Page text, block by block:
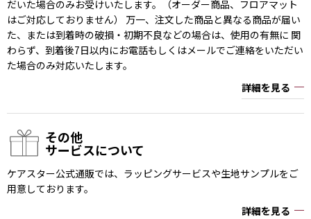
だいた場合のみお受けいたします。（オーダー商品、フロアマット
はご対応しておりません） 万一、注文した商品と異なる商品が届い
た、または到着時の破損・初期不良などの場合は、使用の有無に 関
わらず、到着後7日以内にお電話もしくはメールでご連絡をいただい
た場合のみ対応いたします。
詳細を見る
その他
サービスについて
ケアスター公式通販では、ラッピングサービスや生地サンプルをご
用意しております。
詳細を見る